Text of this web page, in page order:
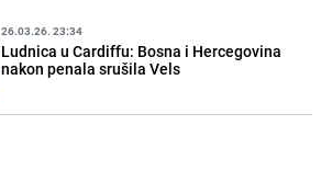
26.03.26. 23:34
Ludnica u Cardiffu: Bosna i Hercegovina
nakon penala srušila Vels